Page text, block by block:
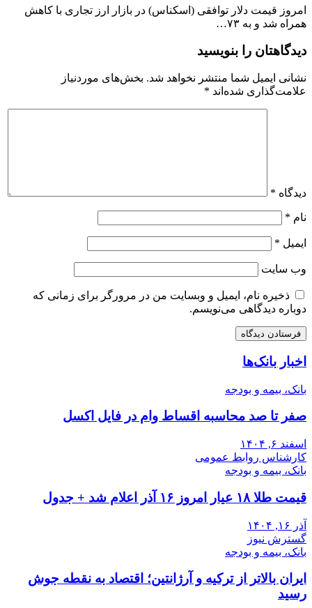
امروز قیمت دلار توافقی (اسکناس) در بازار ارز تجاری با کاهش
همراه شد و به ۷۳…
دیدگاهتان را بنویسید
نشانی ایمیل شما منتشر نخواهد شد. بخش‌های موردنیاز
علامت‌گذاری شده‌اند *
دیدگاه *
نام *
ایمیل *
وب‌ سایت
ذخیره نام، ایمیل و وبسایت من در مرورگر برای زمانی که
دوباره دیدگاهی می‌نویسم.
اخبار بانک‌ها
بانک، بیمه و بودجه
صفر تا صد محاسبه اقساط وام در فایل اکسل
اسفند ۶, ۱۴۰۴
کارشناس روابط عمومی
بانک، بیمه و بودجه
قیمت طلا ۱۸ عیار امروز ۱۶ آذر اعلام شد + جدول
آذر ۱۶, ۱۴۰۴
گسترش نیوز
بانک، بیمه و بودجه
ایران بالاتر از ترکیه و آرژانتین؛ اقتصاد به نقطه جوش
رسید